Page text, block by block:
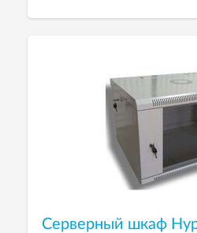
стандарта. Высота — 24U,
Серверный шкаф